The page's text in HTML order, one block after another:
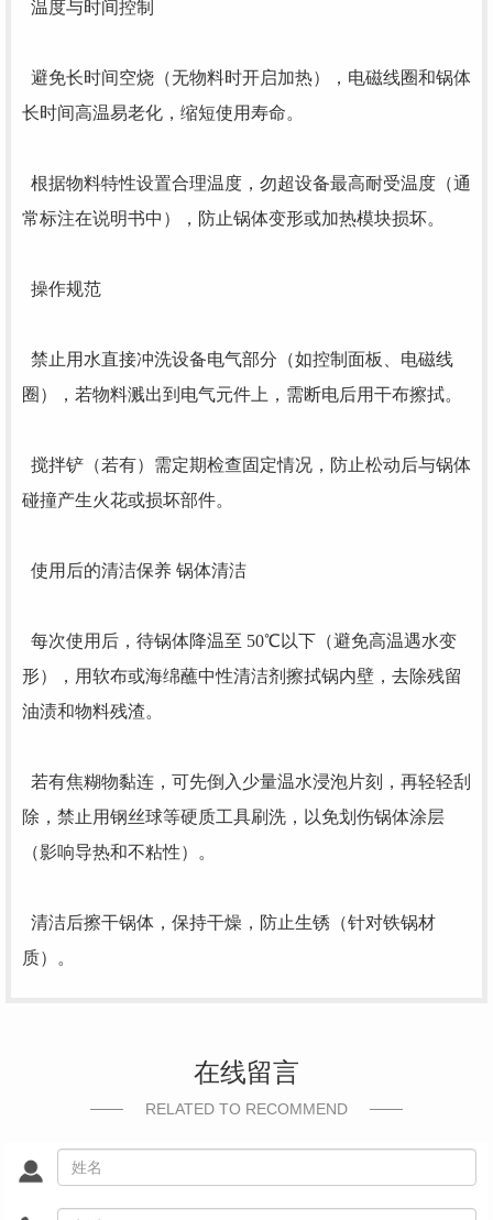
温度与时间控制
避免长时间空烧（无物料时开启加热），电磁线圈和锅体
长时间高温易老化，缩短使用寿命。
根据物料特性设置合理温度，勿超设备最高耐受温度（通
常标注在说明书中），防止锅体变形或加热模块损坏。
操作规范
禁止用水直接冲洗设备电气部分（如控制面板、电磁线
圈），若物料溅出到电气元件上，需断电后用干布擦拭。
搅拌铲（若有）需定期检查固定情况，防止松动后与锅体
碰撞产生火花或损坏部件。
使用后的清洁保养 锅体清洁
每次使用后，待锅体降温至 50℃以下（避免高温遇水变
形），用软布或海绵蘸中性清洁剂擦拭锅内壁，去除残留
油渍和物料残渣。
若有焦糊物黏连，可先倒入少量温水浸泡片刻，再轻轻刮
除，禁止用钢丝球等硬质工具刷洗，以免划伤锅体涂层
（影响导热和不粘性）。
清洁后擦干锅体，保持干燥，防止生锈（针对铁锅材
质）。
在线留言
RELATED TO RECOMMEND